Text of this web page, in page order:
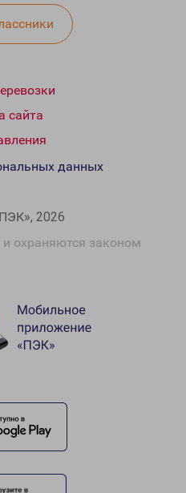
сайта
2026
охраняются законом
данных